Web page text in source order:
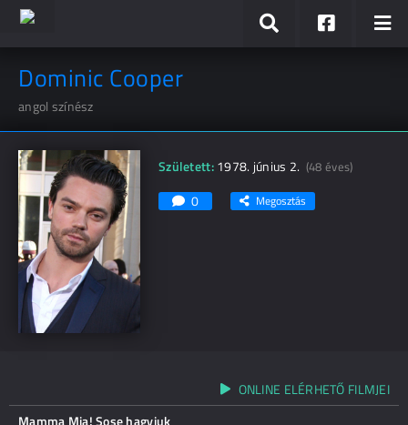
Dominic Cooper
angol színész
Született:1978. június 2. (48 éves)
0 Megosztás
ONLINE ELÉRHETŐ FILMJEI
Mamma Mia! Sose hagyjuk